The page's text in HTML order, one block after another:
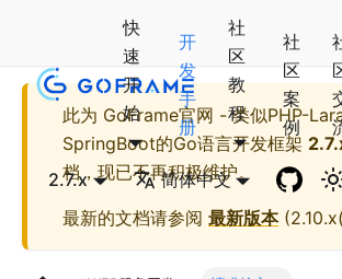
快
速
开
始
开
发
手
册
社
区
教
程
社
区
案
例
2.7.x 简体中文
此为 GoFrame官网 - 类似PHP-
SpringBoot的Go语言开发框架
档，现已不再积极维护。
最新的文档请参阅 最新版本(